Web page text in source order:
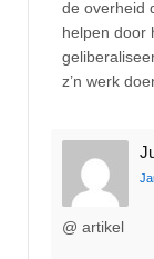
de overheid
helpen door
z’n werk
@ artikel